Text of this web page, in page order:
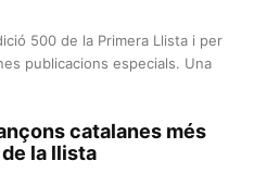
500 de la Primera Llista i per
publicacions especials. Una
catalanes més
la llista